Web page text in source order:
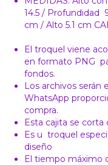
14.5 / Profundidad
cm / Alto 5.1 cm
El troquel viene
en formato PNG
fondos.
Los archivos serán
WhatsApp
compra.
Esta cajita se corta
Es u troquel
diseño
El tiempo máximo